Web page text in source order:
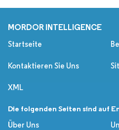
MORDOR INTELLIGENCE
Startseite
Kontaktieren Sie Uns
XML
Die folgenden Seiten sind auf
Über Uns